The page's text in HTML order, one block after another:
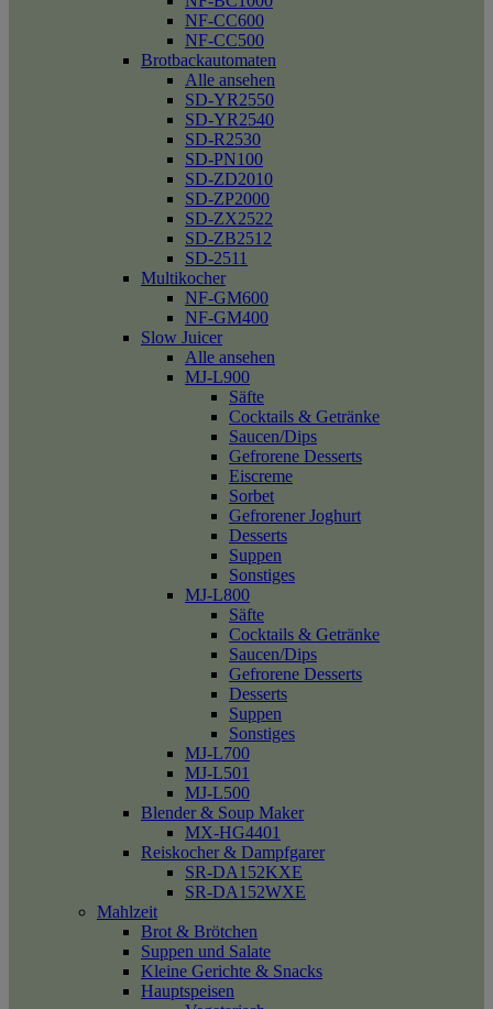
NF-CC600
NF-CC500
Brotbackautomaten
Alle ansehen
SD-YR2550
SD-YR2540
SD-R2530
SD-PN100
SD-ZD2010
SD-ZP2000
SD-ZX2522
SD-ZB2512
SD-2511
Multikocher
NF-GM600
NF-GM400
Slow Juicer
Alle ansehen
MJ-L900
Säfte
Cocktails & Getränke
Saucen/Dips
Gefrorene Desserts
Eiscreme
Sorbet
Gefrorener Joghurt
Desserts
Suppen
Sonstiges
MJ-L800
Säfte
Cocktails & Getränke
Saucen/Dips
Gefrorene Desserts
Desserts
Suppen
Sonstiges
MJ-L700
MJ-L501
MJ-L500
Blender & Soup Maker
MX-HG4401
Reiskocher & Dampfgarer
SR-DA152KXE
SR-DA152WXE
Mahlzeit
Brot & Brötchen
Suppen und Salate
Kleine Gerichte & Snacks
Hauptspeisen